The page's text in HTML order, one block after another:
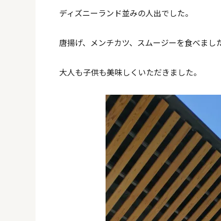
ディズニーランド並みの人出でした。
唐揚げ、メンチカツ、スムージーを食べまし
大人も子供も美味しくいただきました。